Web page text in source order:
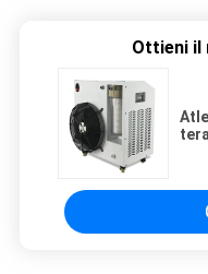
Ottieni il